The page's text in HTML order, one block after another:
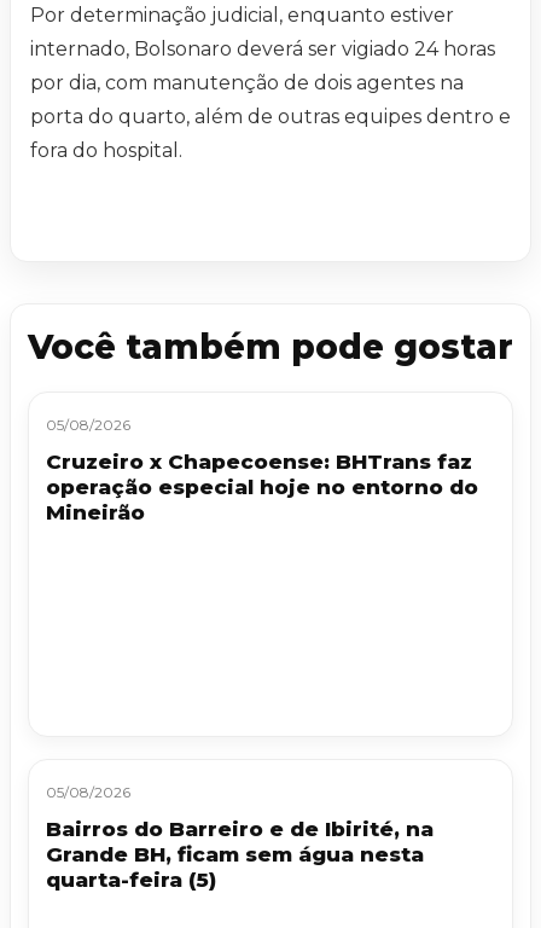
Por determinação judicial, enquanto estiver
internado, Bolsonaro deverá ser vigiado 24 horas
por dia, com manutenção de dois agentes na
porta do quarto, além de outras equipes dentro e
fora do hospital.
Você também pode gostar
05/08/2026
Cruzeiro x Chapecoense: BHTrans faz
operação especial hoje no entorno do
Mineirão
05/08/2026
Bairros do Barreiro e de Ibirité, na
Grande BH, ficam sem água nesta
quarta-feira (5)